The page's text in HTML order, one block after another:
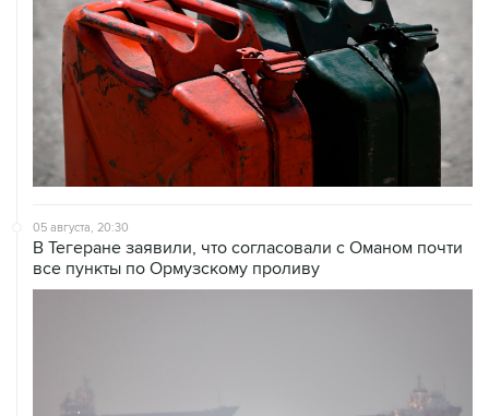
05 августа, 20:30
В Тегеране заявили, что согласовали с Оманом почти
все пункты по Ормузскому проливу